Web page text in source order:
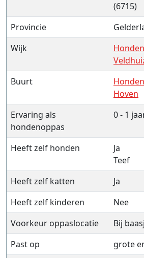
(6715)
Provincie
Wijk
Buurt
Hoven
Ervaring als
hondenoppas
0 - 1
Heeft zelf honden
Ja
Teef
Heeft zelf katten
Ja
Heeft zelf kinderen
Nee
Voorkeur oppaslocatie
Bij
Past op
grote